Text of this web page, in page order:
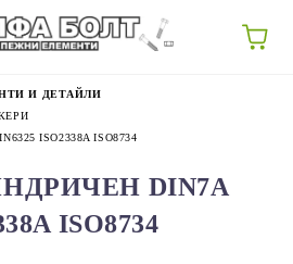
И ДЕТАЙЛИ
ISO2338A ISO8734
DIN7A
ISO8734